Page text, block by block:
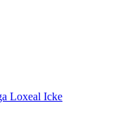
Loxeal Icke